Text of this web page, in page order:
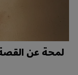
لمحة عن